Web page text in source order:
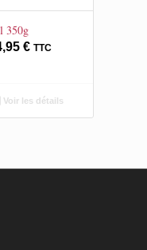
350g
€ TTC
Voir les détails